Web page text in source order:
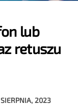
lub
retuszu
2023